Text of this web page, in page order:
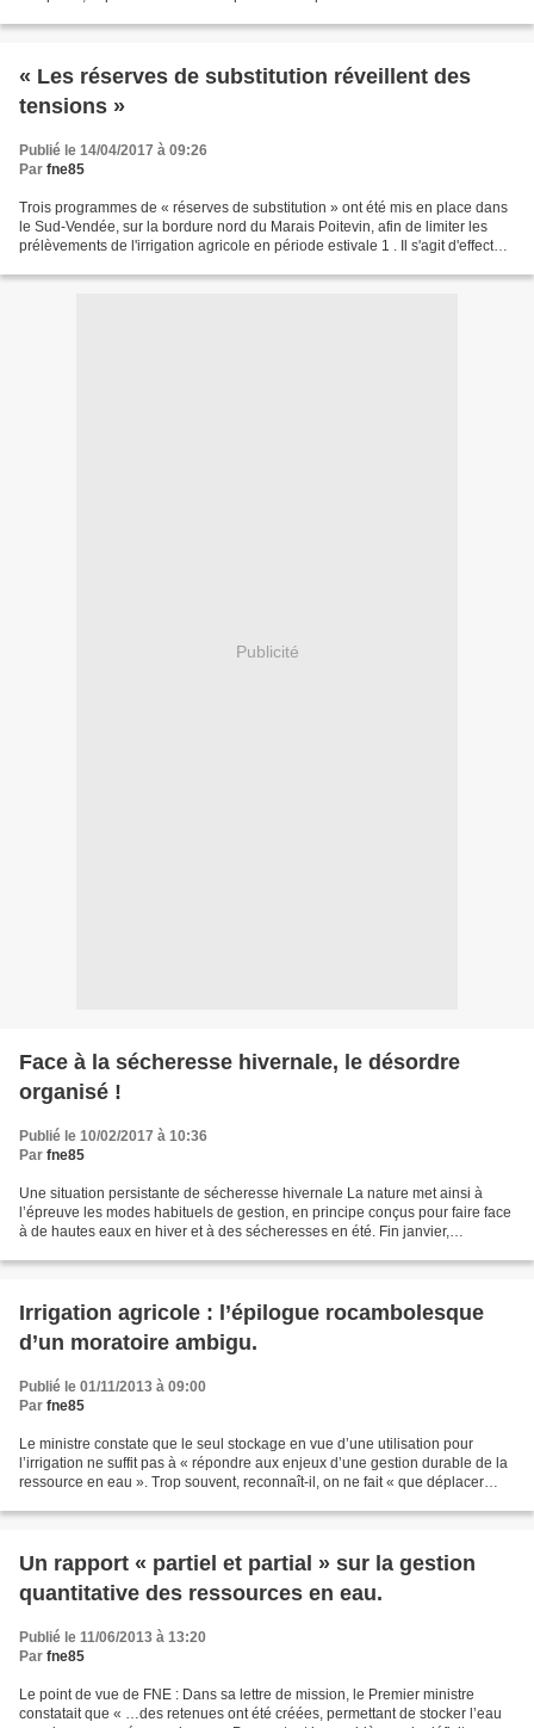
« Les réserves de substitution réveillent des
tensions »
Publié le 14/04/2017 à 09:26
Par fne85
Trois programmes de « réserves de substitution » ont été mis en place dans
le Sud-Vendée, sur la bordure nord du Marais Poitevin, afin de limiter les
prélèvements de l'irrigation agricole en période estivale 1 . Il s'agit d'effectuer
Publicité
Face à la sécheresse hivernale, le désordre
organisé !
Publié le 10/02/2017 à 10:36
Par fne85
Une situation persistante de sécheresse hivernale La nature met ainsi à
l’épreuve les modes habituels de gestion, en principe conçus pour faire face
à de hautes eaux en hiver et à des sécheresses en été. Fin janvier,
Irrigation agricole : l’épilogue rocambolesque
d’un moratoire ambigu.
Publié le 01/11/2013 à 09:00
Par fne85
Le ministre constate que le seul stockage en vue d’une utilisation pour
l’irrigation ne suffit pas à « répondre aux enjeux d’une gestion durable de la
ressource en eau ». Trop souvent, reconnaît-il, on ne fait « que déplacer
Un rapport « partiel et partial » sur la gestion
quantitative des ressources en eau.
Publié le 11/06/2013 à 13:20
Par fne85
Le point de vue de FNE : Dans sa lettre de mission, le Premier ministre
constatait que « …des retenues ont été créées, permettant de stocker l’eau